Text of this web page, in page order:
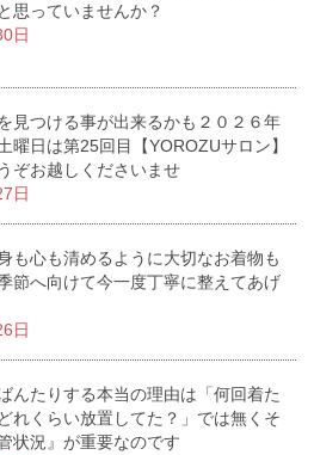
思っていませんか？
日
見つける事が出来るかも２０２６年
曜日は第25回目【YOROZUサロン】
ぞお越しくださいませ
日
も心も清めるように大切なお着物も
節へ向けて今一度丁寧に整えてあげ
日
んたりする本当の理由は「何回着た
れくらい放置してた？」では無くそ
状況』が重要なのです